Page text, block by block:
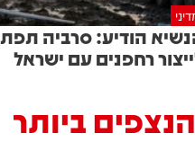
הודיע: סרביה
רחפנים עם ישראל
הנצפים ביותר